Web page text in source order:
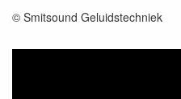
© Smitsound Geluidstechniek